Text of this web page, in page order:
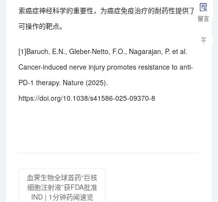
留言
索癌症神经科学的重要性，为癌症免疫治疗的耐药性提供了
可操作的靶点。
[1]Baruch, E.N., Gleber-Netto, F.O., Nagarajan, P. et al.
Cancer-induced nerve injury promotes resistance to anti-
PD-1 therapy. Nature (2025).
https://doi.org/10.1038/s41586-025-09370-8
血霁生物全球首药“巨核
细胞注射液”获FDA批准
IND | 1分钟药闻速览